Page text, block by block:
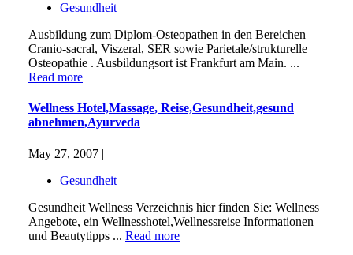
Gesundheit
Ausbildung zum Diplom-Osteopathen in den Bereichen
Cranio-sacral, Viszeral, SER sowie Parietale/strukturelle
Osteopathie . Ausbildungsort ist Frankfurt am Main. ...
Read more
Wellness Hotel,Massage, Reise,Gesundheit,gesund
abnehmen,Ayurveda
May 27, 2007 |
Gesundheit
Gesundheit Wellness Verzeichnis hier finden Sie: Wellness
Angebote, ein Wellnesshotel,Wellnessreise Informationen
und Beautytipps ... Read more